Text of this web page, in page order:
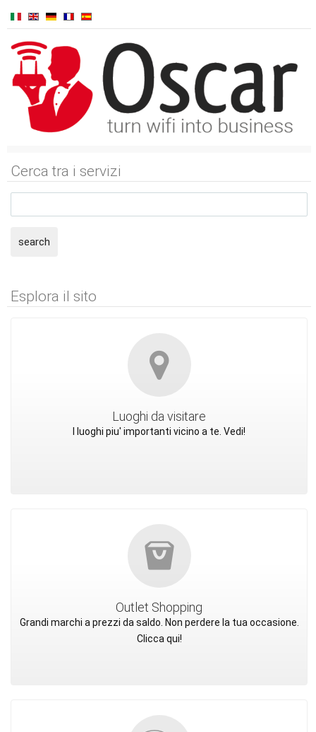
Cerca tra i servizi
search
Esplora il sito
Luoghi da visitare
I luoghi piu' importanti vicino a te. Vedi!
Outlet Shopping
Grandi marchi a prezzi da saldo. Non perdere la tua occasione.
Clicca qui!